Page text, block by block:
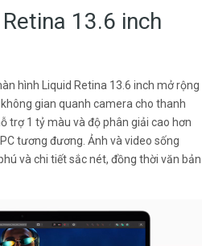
13.6 inch
hình Liquid Retina 13.6 inch mở rộng
gian quanh camera cho thanh
trợ 1 tỷ màu và độ phân giải cao hơn
tương đương. Ảnh và video sống
và chi tiết sắc nét, đồng thời văn bản